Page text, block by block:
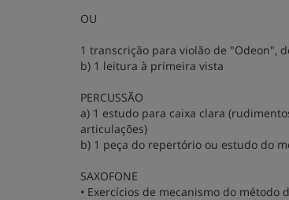
OU
1 transcrição para violão de "Odeon",
b) 1 leitura à primeira vista
PERCUSSÃO
a) 1 estudo para caixa clara
articulações)
b) 1 peça do repertório ou estudo do
SAXOFONE
• Exercícios de mecanismo do método